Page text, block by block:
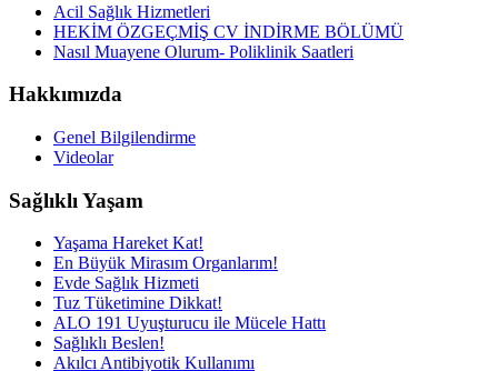
Acil Sağlık Hizmetleri
HEKİM ÖZGEÇMİŞ CV İNDİRME BÖLÜMÜ
Nasıl Muayene Olurum- Poliklinik Saatleri
Hakkımızda
Genel Bilgilendirme
Videolar
Sağlıklı Yaşam
Yaşama Hareket Kat!
En Büyük Mirasım Organlarım!
Evde Sağlık Hizmeti
Tuz Tüketimine Dikkat!
ALO 191 Uyuşturucu ile Mücele Hattı
Sağlıklı Beslen!
Akılcı Antibiyotik Kullanımı